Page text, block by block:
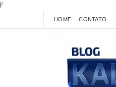
F
HOME CONTATO